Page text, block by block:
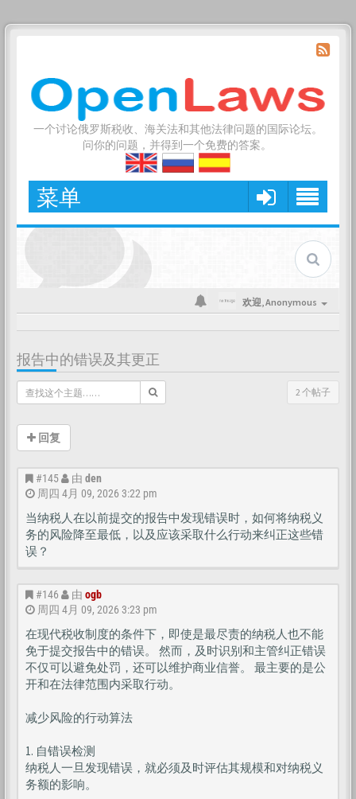
一个讨论俄罗斯税收、海关法和其他法律问题的国际论坛。
问你的问题，并得到一个免费的答案。
菜单
欢迎,Anonymous
报告中的错误及其更正
2 个帖子
回复
#145 由 den
周四 4月 09, 2026 3:22 pm
当纳税人在以前提交的报告中发现错误时，如何将纳税义
务的风险降至最低，以及应该采取什么行动来纠正这些错
误？
#146 由 ogb
周四 4月 09, 2026 3:23 pm
在现代税收制度的条件下，即使是最尽责的纳税人也不能
免于提交报告中的错误。 然而，及时识别和主管纠正错误
不仅可以避免处罚，还可以维护商业信誉。 最主要的是公
开和在法律范围内采取行动。
减少风险的行动算法
1. 自错误检测
纳税人一旦发现错误，就必须及时评估其规模和对纳税义
务额的影响。